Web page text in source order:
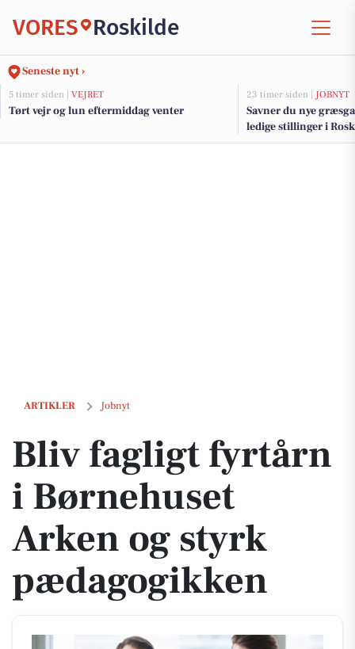
VORES Roskilde
Seneste nyt ›
5 timer siden | VEJRET
Tørt vejr og lun eftermiddag venter
23 timer siden | JOBNYT
Savner du nye
ledige stillinger i
ARTIKLER Jobnyt
Bliv fagligt fyrtårn i Børnehuset Arken og styrk pædagogikken
Bliv fagligt fyrtårn
i Børnehuset
Arken og styrk
pædagogikken